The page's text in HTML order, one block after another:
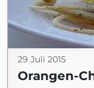
29 Juli 2015
Orangen-